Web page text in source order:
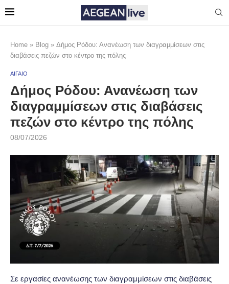
Home » Blog » Δήμος Ρόδου: Ανανέωση των διαγραμμίσεων στις
διαβάσεις πεζών στο κέντρο της πόλης
ΑΙΓΑΙΟ
Δήμος Ρόδου: Ανανέωση των
διαγραμμίσεων στις διαβάσεις
πεζών στο κέντρο της πόλης
08/07/2026
Σε εργασίες ανανέωσης των διαγραμμίσεων στις διαβάσεις